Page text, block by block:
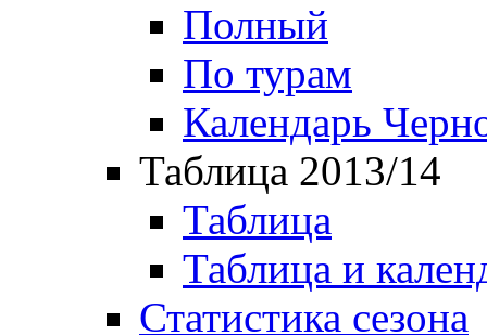
Полный
По турам
Календарь
Таблица 2013/14
Таблица
Таблица и
Статистика сезона